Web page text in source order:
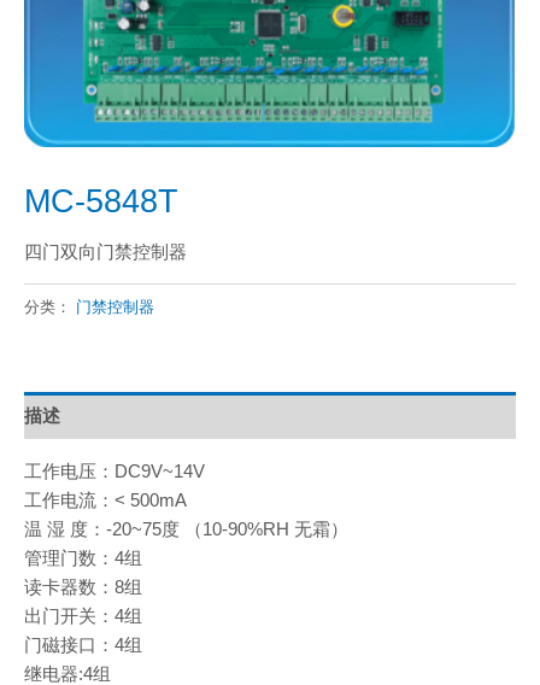
MC-5848T
四门双向门禁控制器
分类： 门禁控制器
描述
工作电压：DC9V~14V
工作电流：< 500mA
温 湿 度：-20~75度 （10-90%RH 无霜）
管理门数：4组
读卡器数：8组
出门开关：4组
门磁接口：4组
继电器:4组